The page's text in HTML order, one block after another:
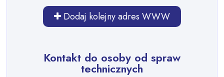
Dodaj kolejny adres WWW
Kontakt do osoby od spraw
technicznych